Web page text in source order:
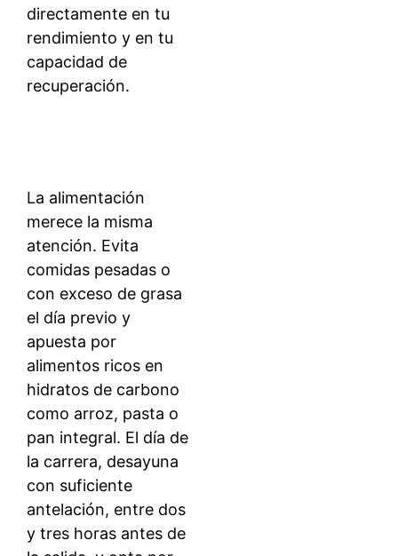
directamente en tu
rendimiento y en tu
capacidad de
recuperación.
La alimentación
merece la misma
atención. Evita
comidas pesadas o
con exceso de grasa
el día previo y
apuesta por
alimentos ricos en
hidratos de carbono
como arroz, pasta o
pan integral. El día de
la carrera, desayuna
con suficiente
antelación, entre dos
y tres horas antes de